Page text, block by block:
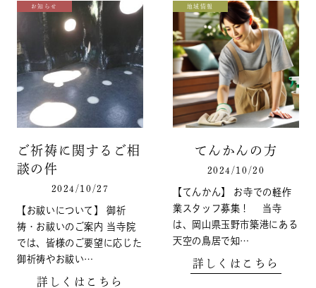
お知らせ
ご祈祷に関するご相
談の件
2024/10/27
【お祓いについて】 御祈
祷・お祓いのご案内 当寺院
では、皆様のご要望に応じた
御祈祷やお祓い…
詳しくはこちら
地域情報
てんかんの方
2024/10/20
【てんかん】 お寺での軽作
業スタッフ募集！ 当寺
は、岡山県玉野市築港にある
天空の鳥居で知…
詳しくはこちら